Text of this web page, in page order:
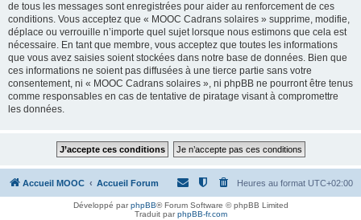
de tous les messages sont enregistrées pour aider au renforcement de ces
conditions. Vous acceptez que « MOOC Cadrans solaires » supprime, modifie,
déplace ou verrouille n’importe quel sujet lorsque nous estimons que cela est
nécessaire. En tant que membre, vous acceptez que toutes les informations
que vous avez saisies soient stockées dans notre base de données. Bien que
ces informations ne soient pas diffusées à une tierce partie sans votre
consentement, ni « MOOC Cadrans solaires », ni phpBB ne pourront être tenus
comme responsables en cas de tentative de piratage visant à compromettre
les données.
Accueil MOOC Accueil Forum Heures au format UTC+02:00
Développé parphpBB® Forum Software © phpBB Limited
Traduit parphpBB-fr.com